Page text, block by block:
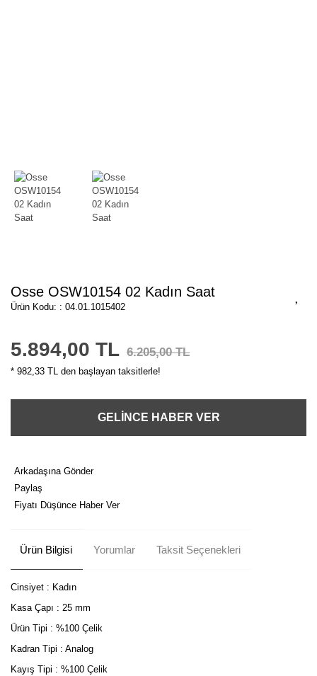
Osse OSW10154 02 Kadın Saat
Ürün Kodu: : 04.01.1015402
5.894,00 TL 6.205,00 TL
* 982,33 TL den başlayan taksitlerle!
GELİNCE HABER VER
Arkadaşına Gönder
Paylaş
Fiyatı Düşünce Haber Ver
Ürün Bilgisi Yorumlar Taksit Seçenekleri
Cinsiyet : Kadın
Kasa Çapı : 25 mm
Ürün Tipi : %100 Çelik
Kadran Tipi : Analog
Kayış Tipi : %100 Çelik